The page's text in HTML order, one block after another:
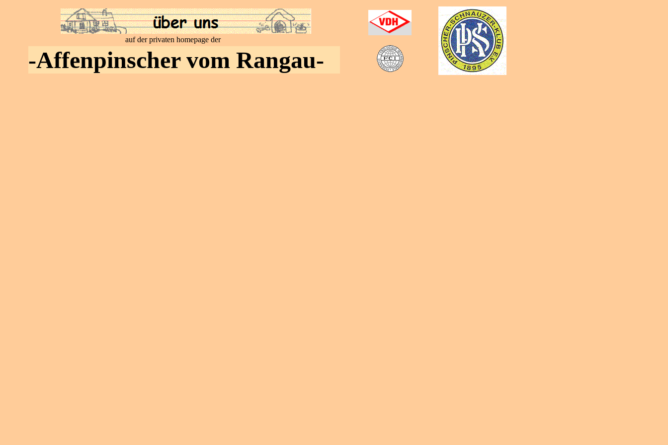
auf der privaten homepage der
-Affenpinscher vom Rangau-